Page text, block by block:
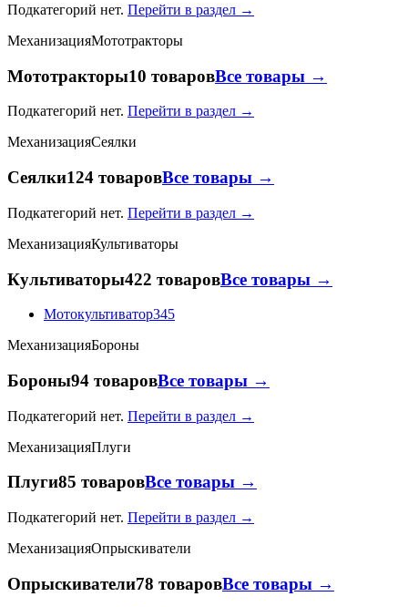
Подкатегорий нет. Перейти в раздел →
МеханизацияМототракторы
Мототракторы10 товаровВсе товары →
Подкатегорий нет. Перейти в раздел →
МеханизацияСеялки
Сеялки124 товаровВсе товары →
Подкатегорий нет. Перейти в раздел →
МеханизацияКультиваторы
Культиваторы422 товаровВсе товары →
Мотокультиватор345
МеханизацияБороны
Бороны94 товаровВсе товары →
Подкатегорий нет. Перейти в раздел →
МеханизацияПлуги
Плуги85 товаровВсе товары →
Подкатегорий нет. Перейти в раздел →
МеханизацияОпрыскиватели
Опрыскиватели78 товаровВсе товары →